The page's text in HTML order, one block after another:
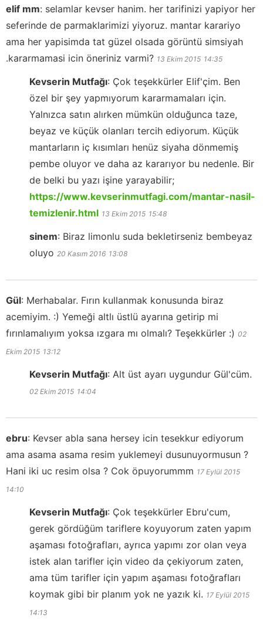
elif mm: selamlar kevser hanim. her tarifinizi yapiyor her
seferinde de parmaklarimizi yiyoruz. mantar karariyo
ama her yapisimda tat güzel olsada görüntü simsiyah
.kararmamasi icin öneriniz varmi? 13 Ekim 2015 14:35
Kevserin Mutfağı: Çok teşekkürler Elif'çim. Ben
özel bir şey yapmıyorum kararmamaları için.
Yalnızca satın alırken mümkün olduğunca taze,
beyaz ve küçük olanları tercih ediyorum. Küçük
mantarların iç kısımları henüz siyaha dönmemiş
pembe oluyor ve daha az kararıyor bu nedenle. Bir
de belki bu yazı işine yarayabilir;
https://www.kevserinmutfagi.com/mantar-nasil-
temizlenir.html 13 Ekim 2015 15:48
sinem: Biraz limonlu suda bekletirseniz bembeyaz
oluyo 20 Kasım 2016 13:08
Gül: Merhabalar. Fırın kullanmak konusunda biraz
acemiyim. :) Yemeği altlı üstlü ayarına getirip mi
fırınlamalıyım yoksa ızgara mı olmalı? Teşekkürler :) 02
Ekim 2015 13:12
Kevserin Mutfağı: Alt üst ayarı uygundur Gül'cüm.
02 Ekim 2015 14:04
ebru: Kevser abla sana hersey icin tesekkur ediyorum
ama asama asama resim yuklemeyi dusunuyormusun ?
Hani iki uc resim olsa ? Cok öpuyorummm 17 Eylül 2015
14:10
Kevserin Mutfağı: Çok teşekkürler Ebru'cum,
gerek gördüğüm tariflere koyuyorum zaten yapım
aşaması fotoğrafları, ayrıca yapımı zor olan veya
istek alan tarifler için video da çekiyorum zaten,
ama tüm tarifler için yapım aşaması fotoğrafları
koymak gibi bir planım yok ne yazık ki. 17 Eylül 2015
14:13